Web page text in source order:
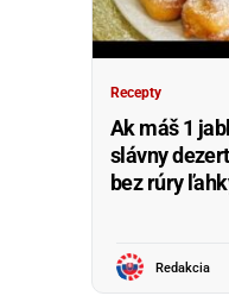
Recepty
Ak máš 1
slávny
bez rúry
Redakcia